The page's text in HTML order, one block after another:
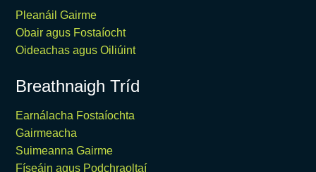
Pleanáil Gairme
Obair agus Fostaíocht
Oideachas agus Oiliúint
Breathnaigh Tríd
Earnálacha Fostaíochta
Gairmeacha
Suimeanna Gairme
Físeáin agus Podchraoltaí